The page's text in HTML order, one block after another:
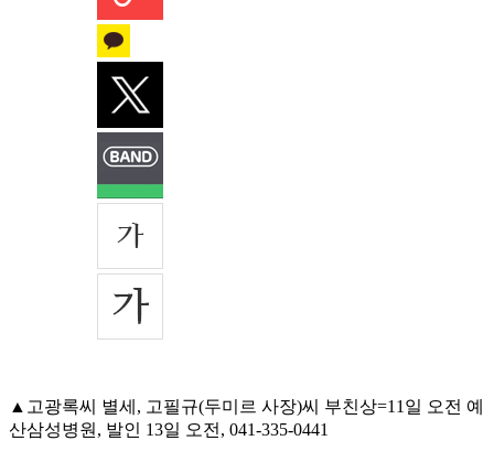
▲고광록씨 별세, 고필규(두미르 사장)씨 부친상=11일 오전 예
산삼성병원, 발인 13일 오전, 041-335-0441